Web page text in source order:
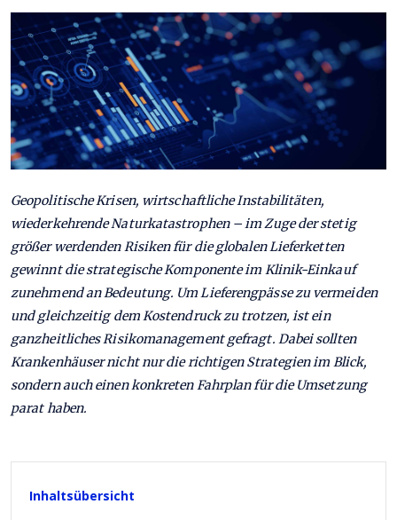
Geopolitische Krisen, wirtschaftliche Instabilitäten,
wiederkehrende Naturkatastrophen – im Zuge der stetig
größer werdenden Risiken für die globalen Lieferketten
gewinnt die strategische Komponente im Klinik-Einkauf
zunehmend an Bedeutung. Um Lieferengpässe zu vermeiden
und gleichzeitig dem Kostendruck zu trotzen, ist ein
ganzheitliches Risikomanagement gefragt. Dabei sollten
Krankenhäuser nicht nur die richtigen Strategien im Blick,
sondern auch einen konkreten Fahrplan für die Umsetzung
parat haben.
Inhaltsübersicht